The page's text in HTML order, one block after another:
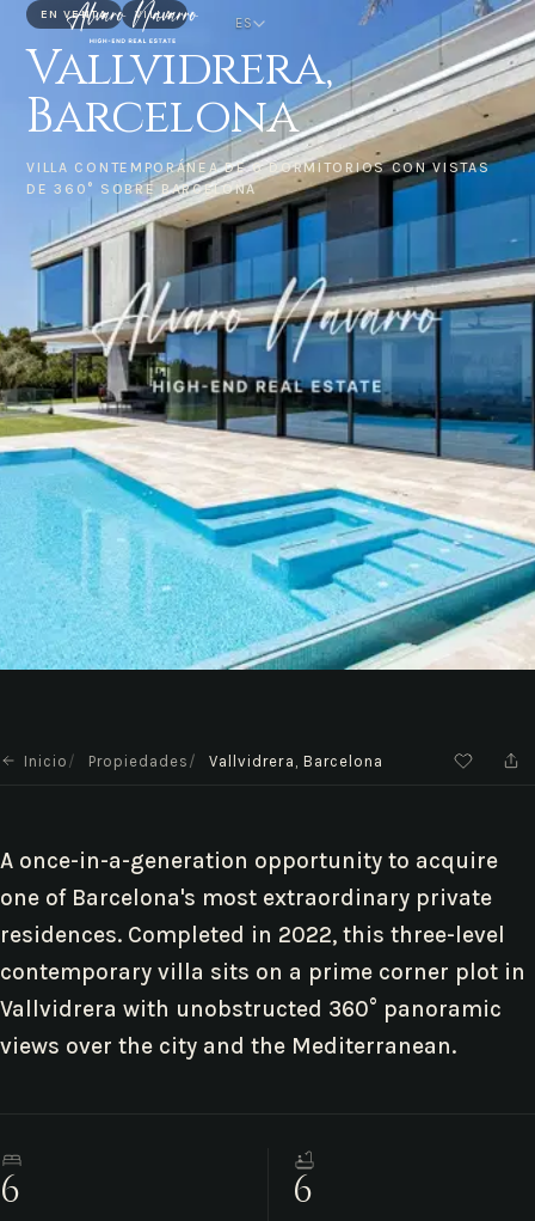
ES
EN VENTA VILLA
Vallvidrera,
Barcelona
VILLA CONTEMPORÁNEA DE 6 DORMITORIOS CON VISTAS
DE 360° SOBRE BARCELONA
Inicio Propiedades Vallvidrera, Barcelona
A once-in-a-generation opportunity to acquire
one of Barcelona's most extraordinary private
residences. Completed in 2022, this three-level
contemporary villa sits on a prime corner plot in
Vallvidrera with unobstructed 360° panoramic
views over the city and the Mediterranean.
6 6